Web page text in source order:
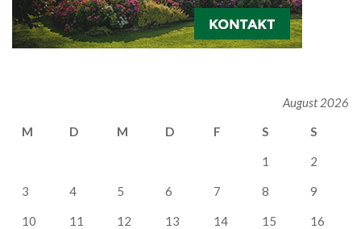
August 2026
M
D M D F S S
1 2
3 4 5 6 7 8 9
10 11 12 13 14 15 16